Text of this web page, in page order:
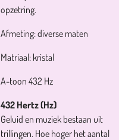
opzetring.
Afmeting: diverse maten
Matriaal: kristal
A-toon 432 Hz
432 Hertz (Hz)
Geluid en muziek bestaan uit
trillingen. Hoe hoger het aantal